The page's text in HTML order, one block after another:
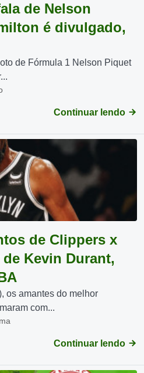
de Nelson
é divulgado,
de Fórmula 1 Nelson Piquet
Continuar lendo
de Clippers x
Kevin Durant,
os amantes do melhor
com...
Continuar lendo